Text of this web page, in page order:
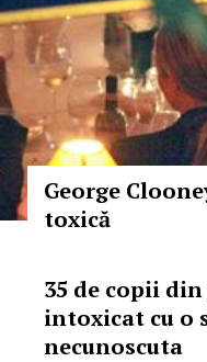
George
toxică
35 de copii
intoxicat cu o
necunoscuta